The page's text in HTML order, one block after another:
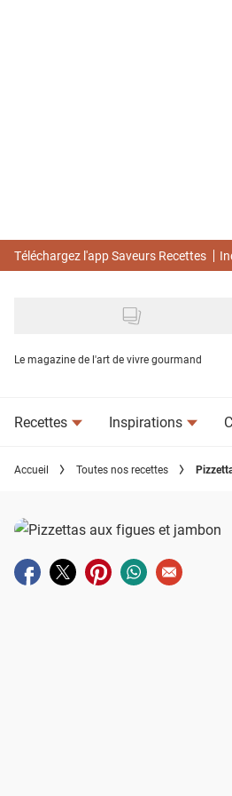
Téléchargez l'app Saveurs Recettes
Le magazine de l'art de vivre gourmand
Recettes Inspirations
Accueil Toutes nos recettes
Partager sur facebook
Partager sur twitter
Partager sur pinterest
Partager sur
Envoyer à